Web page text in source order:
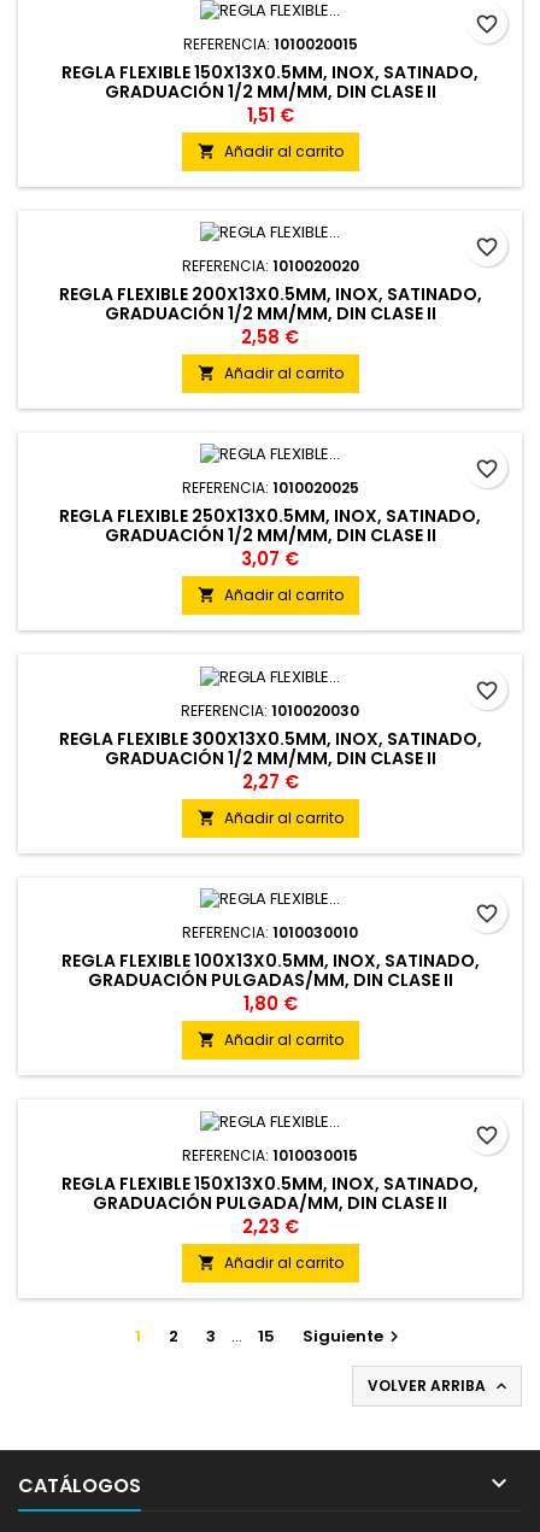
REFERENCIA: 1010020015
REGLA FLEXIBLE 150X13X0.5MM, INOX, SATINADO,
GRADUACIÓN 1/2 MM/MM, DIN CLASE II
1,51 €
 Añadir al carrito
favorite_border
REFERENCIA: 1010020020
REGLA FLEXIBLE 200X13X0.5MM, INOX, SATINADO,
GRADUACIÓN 1/2 MM/MM, DIN CLASE II
2,58 €
 Añadir al carrito
favorite_border
REFERENCIA: 1010020025
REGLA FLEXIBLE 250X13X0.5MM, INOX, SATINADO,
GRADUACIÓN 1/2 MM/MM, DIN CLASE II
3,07 €
 Añadir al carrito
favorite_border
REFERENCIA: 1010020030
REGLA FLEXIBLE 300X13X0.5MM, INOX, SATINADO,
GRADUACIÓN 1/2 MM/MM, DIN CLASE II
2,27 €
 Añadir al carrito
favorite_border
REFERENCIA: 1010030010
REGLA FLEXIBLE 100X13X0.5MM, INOX, SATINADO,
GRADUACIÓN PULGADAS/MM, DIN CLASE II
1,80 €
 Añadir al carrito
favorite_border
REFERENCIA: 1010030015
REGLA FLEXIBLE 150X13X0.5MM, INOX, SATINADO,
GRADUACIÓN PULGADA/MM, DIN CLASE II
2,23 €
 Añadir al carrito
favorite_border
1 2 3 … 15 Siguiente 
VOLVER ARRIBA 
CATÁLOGOS 